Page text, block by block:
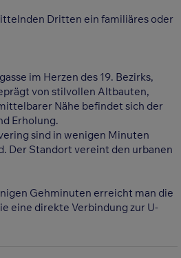
Dritten ein familiäres oder
im Herzen des 19. Bezirks,
von stilvollen Altbauten,
Nähe befindet sich der
Erholung.
sind in wenigen Minuten
Der Standort vereint den urbanen
Gehminuten erreicht man die
eine direkte Verbindung zur U-